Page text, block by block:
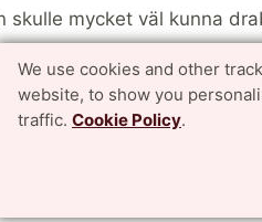
We use cookies and other
website, to show you
traffic. Cookie Policy.
skulle mycket väl kunna
genom att
områden, säger
inte varit så bra på att
vilket har lett till att